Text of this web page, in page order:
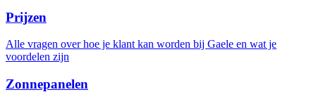
Prijzen
Alle vragen over hoe je klant kan worden bij Gaele en wat je
voordelen zijn
Zonnepanelen